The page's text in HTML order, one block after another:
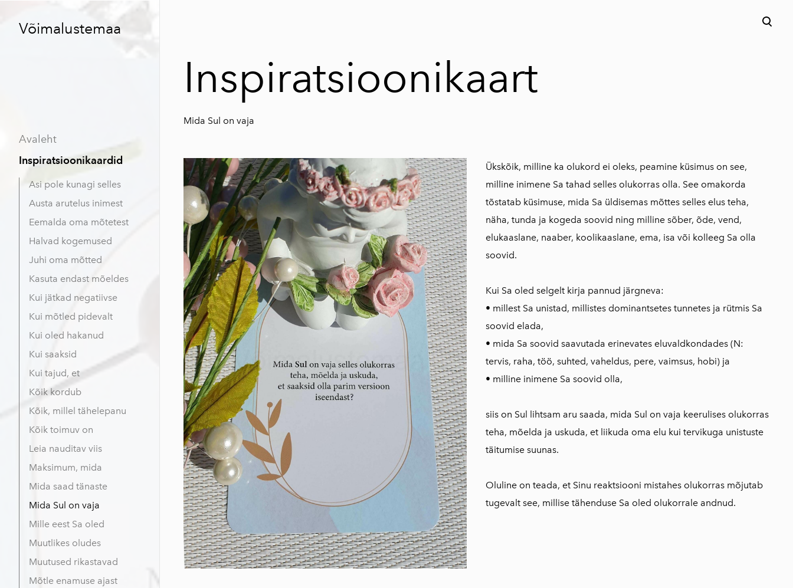
Võimalustemaa
Avaleht
Inspiratsioonikaardid
Asi pole kunagi selles
Austa arutelus inimest
Eemalda oma mõtetest
Halvad kogemused
Juhi oma mõtted
Kasuta endast mõeldes
Kui jätkad negatiivse
Kui mõtled pidevalt
Kui oled hakanud
Kui saaksid
Kui tajud, et
Kõik kordub
Kõik, millel tähelepanu
Kõik toimuv on
Leia nauditav viis
Maksimum, mida
Mida saad tänaste
Mida Sul on vaja
Mille eest Sa oled
Muutlikes oludes
Muutused rikastavad
Mõtle enamuse ajast
Inspiratsioonikaart
Mida Sul on vaja
Ükskõik, milline ka olukord ei oleks, peamine küsimus on see,
milline inimene Sa tahad selles olukorras olla. See omakorda
tõstatab küsimuse, mida Sa üldisemas mõttes selles elus teha,
näha, tunda ja kogeda soovid ning milline sõber, õde, vend,
elukaaslane, naaber, koolikaaslane, ema, isa või kolleeg Sa olla
soovid.
Kui Sa oled selgelt kirja pannud järgneva:
• millest Sa unistad, millistes dominantsetes tunnetes ja rütmis Sa
soovid elada,
• mida Sa soovid saavutada erinevates eluvaldkondades (N:
tervis, raha, töö, suhted, vaheldus, pere, vaimsus, hobi) ja
• milline inimene Sa soovid olla,
siis on Sul lihtsam aru saada, mida Sul on vaja keerulises olukorras
teha, mõelda ja uskuda, et liikuda oma elu kui tervikuga unistuste
täitumise suunas.
Oluline on teada, et Sinu reaktsiooni mistahes olukorras mõjutab
tugevalt see, millise tähenduse Sa oled olukorrale andnud.